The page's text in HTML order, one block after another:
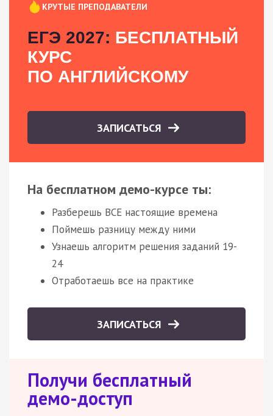
КРУТЫЕ ПРЕПОДАВАТЕЛИ
ЕГЭ 2027: БЕСПЛАТНЫЙ
КУРС
ПО АНГЛИЙСКОМУ
ЗАПИСАТЬСЯ
На бесплатном демо-курсе ты:
Разберешь ВСЕ настоящие времена
Поймешь разницу между ними
Узнаешь алгоритм решения заданий 19-
24
Отработаешь все на практике
ЗАПИСАТЬСЯ
Получи бесплатный
демо-доступ